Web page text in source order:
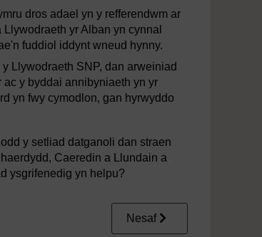
dros adael yn y refferendwm ar
yr Alban yn cynnal
fuddiol iddynt wneud hynny.
Llywodraeth SNP, dan arweiniad
y byddai annibyniaeth yn yr
yn fwy cymodlon, gan hyrwyddo
y setliad datganoli dan straen
Caeredin a Llundain a
ysgrifenedig yn helpu?
Nesaf